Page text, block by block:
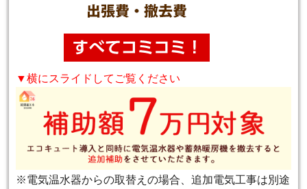
▼横にスライドしてご覧ください
※電気温水器からの取替えの場合、追加電気工事は別途